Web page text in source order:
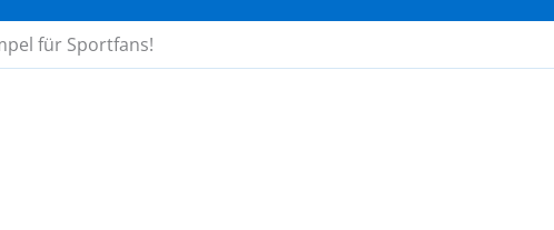
für Sportfans!